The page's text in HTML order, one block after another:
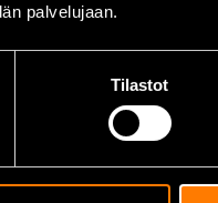
palvelujaan.
Tilastot